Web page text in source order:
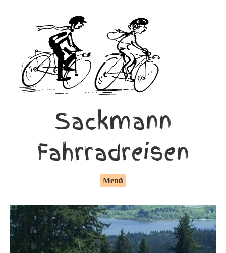
Sackmann
Fahrradreisen
Menü